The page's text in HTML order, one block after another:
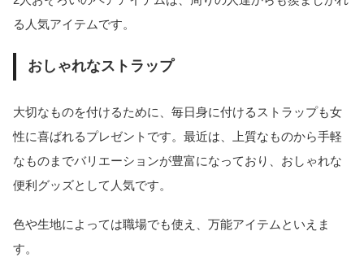
る人気アイテムです。
おしゃれなストラップ
大切なものを付けるために、毎日身に付けるストラップも女
性に喜ばれるプレゼントです。最近は、上質なものから手軽
なものまでバリエーションが豊富になっており、おしゃれな
便利グッズとして人気です。
色や生地によっては職場でも使え、万能アイテムといえま
す。